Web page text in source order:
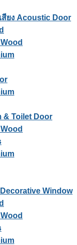
สียง Acoustic Door
& Toilet Door
Window